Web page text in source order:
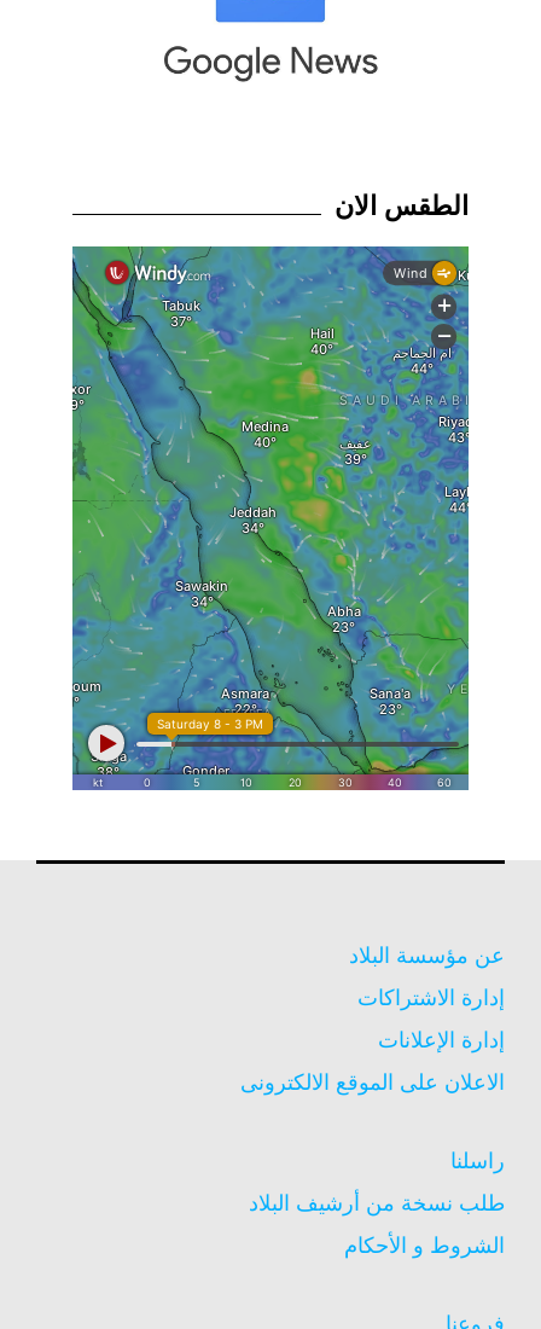
الطقس الان
عن مؤسسة البلاد
إدارة الاشتراكات
إدارة الإعلانات
الاعلان على الموقع الالكترونى
راسلنا
طلب نسخة من أرشيف البلاد
الشروط و الأحكام